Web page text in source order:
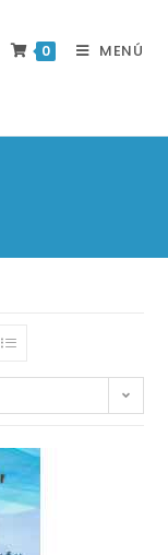
0 MENÚ